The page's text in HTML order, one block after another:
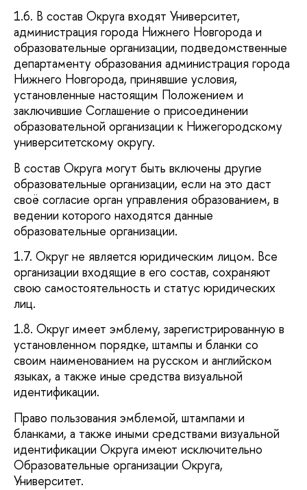
1.6. В состав Округа входят Университет,
администрация города Нижнего Новгорода и
образовательные организации, подведомственные
департаменту образования администрация города
Нижнего Новгорода, принявшие условия,
установленные настоящим Положением и
заключившие Соглашение о присоединении
образовательной организации к Нижегородскому
университетскому округу.
В состав Округа могут быть включены другие
образовательные организации, если на это даст
своё согласие орган управления образованием, в
ведении которого находятся данные
образовательные организации.
1.7. Округ не является юридическим лицом. Все
организации входящие в его состав, сохраняют
свою самостоятельность и статус юридических
лиц.
1.8. Округ имеет эмблему, зарегистрированную в
установленном порядке, штампы и бланки со
своим наименованием на русском и английском
языках, а также иные средства визуальной
идентификации.
Право пользования эмблемой, штампами и
бланками, а также иными средствами визуальной
идентификации Округа имеют исключительно
Образовательные организации Округа,
Университет.